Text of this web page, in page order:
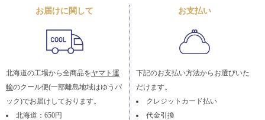
お届けに関して
北海道の工場から全商品をヤマト運
輸のクール便(一部離島地域はゆうパ
ック)でお届けしております。
北海道：650円
お支払い
下記のお支払い方法からお選びいた
だけます。
クレジットカード払い
代金引換